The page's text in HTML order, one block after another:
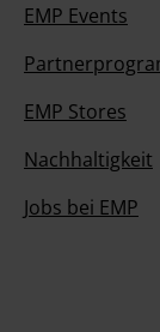
EMP Events
EMP Stores
Nachhaltigkeit
Jobs bei EMP